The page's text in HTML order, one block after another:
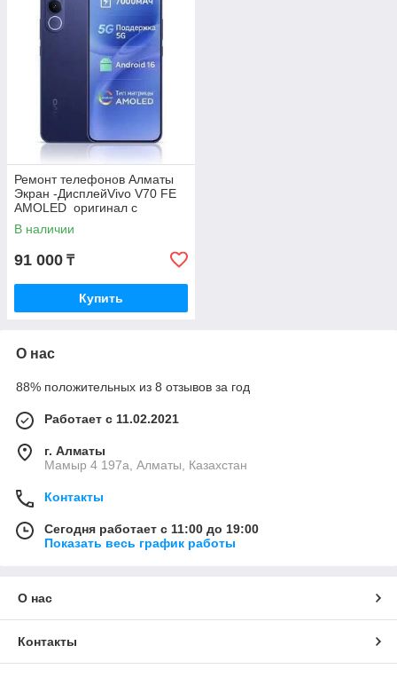
Ремонт телефонов Алматы
Экран -ДисплейVivo V70 FE
AMOLED оригинал с
Гарантией
В наличии
91 000 ₸
Купить
О нас
88% положительных из 8 отзывов за год
Работает с 11.02.2021
г. Алматы
Мамыр 4 197а, Алматы, Казахстан
Контакты
Сегодня работает с 11:00 до 19:00
Показать весь график работы
О нас
Контакты